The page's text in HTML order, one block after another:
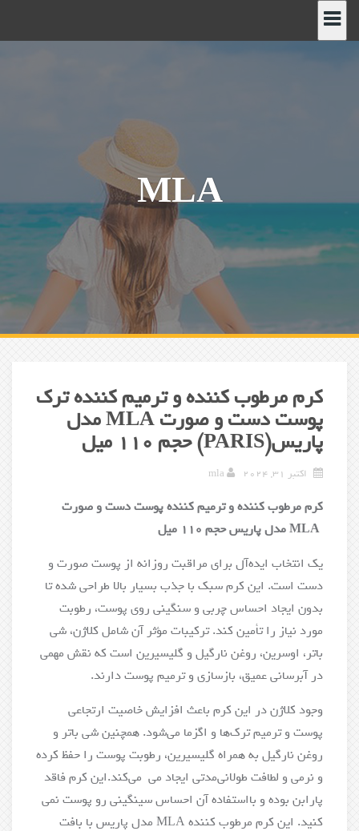
پرش
MLA
کرم مرطوب کننده و ترمیم کننده ترک
پوست دست و صورت MLA مدل
پاریس(PARIS) حجم 110 میل
اکتبر 31, 2024 mla
کرم مرطوب کننده و ترمیم کننده پوست دست و صورت
MLAمدل پاریس حجم 110 میل
یک انتخاب ایده‌آل برای مراقبت روزانه از پوست صورت و
دست است. این کرم سبک با جذب بسیار بالا طراحی شده تا
بدون ایجاد احساس چربی و سنگینی روی پوست، رطوبت
مورد نیاز را تأمین کند. ترکیبات مؤثر آن شامل کلاژن، شی
باتر، اوسرین، روغن نارگیل و گلیسیرین است که نقش مهمی
در آبرسانی عمیق، بازسازی و ترمیم پوست دارند.
وجود کلاژن در این کرم باعث افزایش خاصیت ارتجاعی
پوست و ترمیم ترک‌ها و اگزما می‌شود. همچنین شی باتر و
روغن نارگیل به همراه گلیسیرین، رطوبت پوست را حفظ کرده
و نرمی و لطافت طولانی‌مدتی ایجاد می می‌کند.این کرم فاقد
پارابن بوده و بااستفاده آن احساس سینگینی رو پوست نمی
کنید. این کرم مرطوب کننده MLA مدل پاریس با بافت